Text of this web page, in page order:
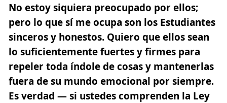
No estoy siquiera preocupado por ellos;
pero lo que sí me ocupa son los Estudiantes
sinceros y honestos. Quiero que ellos sean
lo suficientemente fuertes y firmes para
repeler toda índole de cosas y mantenerlas
fuera de su mundo emocional por siempre.
Es verdad — si ustedes comprenden la Ley